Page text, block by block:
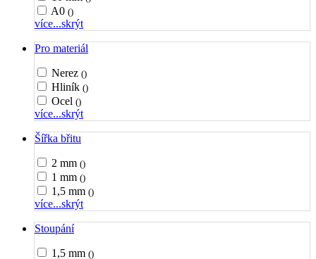
A0 ()
více...skrýt
Pro materiál
Nerez ()
Hliník ()
Ocel ()
více...skrýt
Šířka břitu
2 mm ()
1 mm ()
1,5 mm ()
více...skrýt
Stoupání
1,5 mm ()